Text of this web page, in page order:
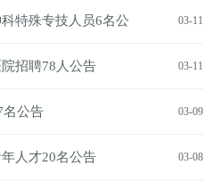
特殊专技人员6名公 03-11
招聘78人公告 03-11
名公告 03-09
人才20名公告 03-08